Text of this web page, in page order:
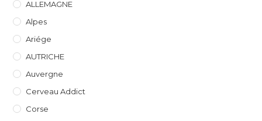
ALLEMAGNE
Alpes
Ariége
AUTRICHE
Auvergne
Cerveau Addict
Corse